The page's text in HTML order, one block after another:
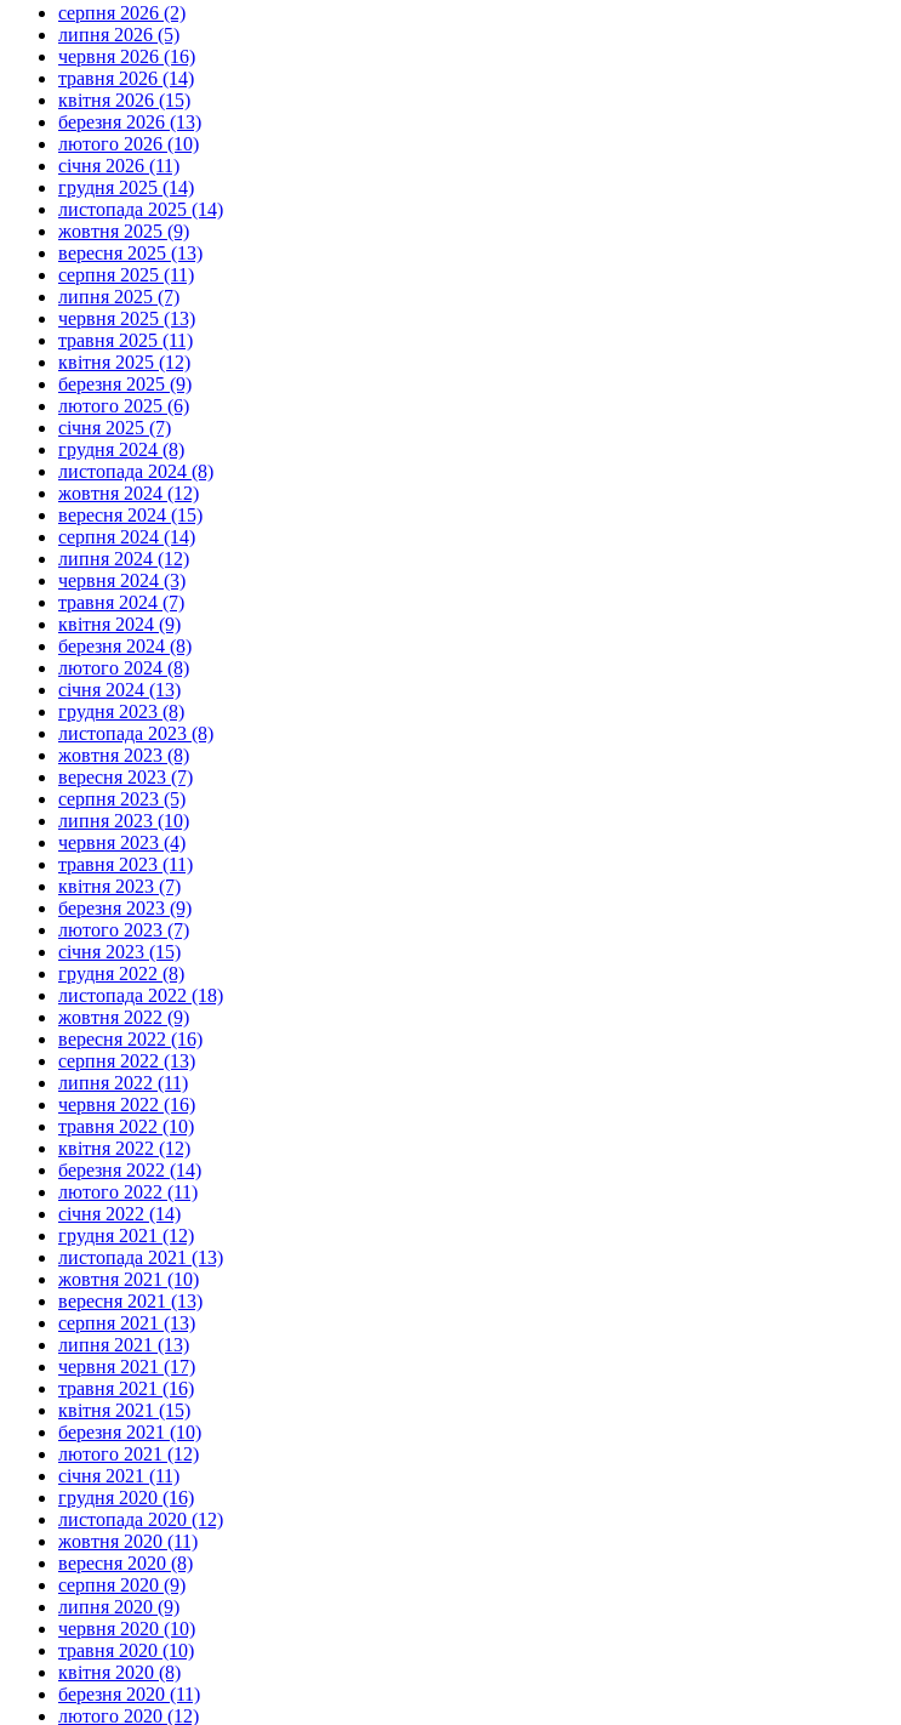
серпня 2026 (2)
липня 2026 (5)
червня 2026 (16)
травня 2026 (14)
квітня 2026 (15)
березня 2026 (13)
лютого 2026 (10)
січня 2026 (11)
грудня 2025 (14)
листопада 2025 (14)
жовтня 2025 (9)
вересня 2025 (13)
серпня 2025 (11)
липня 2025 (7)
червня 2025 (13)
травня 2025 (11)
квітня 2025 (12)
березня 2025 (9)
лютого 2025 (6)
січня 2025 (7)
грудня 2024 (8)
листопада 2024 (8)
жовтня 2024 (12)
вересня 2024 (15)
серпня 2024 (14)
липня 2024 (12)
червня 2024 (3)
травня 2024 (7)
квітня 2024 (9)
березня 2024 (8)
лютого 2024 (8)
січня 2024 (13)
грудня 2023 (8)
листопада 2023 (8)
жовтня 2023 (8)
вересня 2023 (7)
серпня 2023 (5)
липня 2023 (10)
червня 2023 (4)
травня 2023 (11)
квітня 2023 (7)
березня 2023 (9)
лютого 2023 (7)
січня 2023 (15)
грудня 2022 (8)
листопада 2022 (18)
жовтня 2022 (9)
вересня 2022 (16)
серпня 2022 (13)
липня 2022 (11)
червня 2022 (16)
травня 2022 (10)
квітня 2022 (12)
березня 2022 (14)
лютого 2022 (11)
січня 2022 (14)
грудня 2021 (12)
листопада 2021 (13)
жовтня 2021 (10)
вересня 2021 (13)
серпня 2021 (13)
липня 2021 (13)
червня 2021 (17)
травня 2021 (16)
квітня 2021 (15)
березня 2021 (10)
лютого 2021 (12)
січня 2021 (11)
грудня 2020 (16)
листопада 2020 (12)
жовтня 2020 (11)
вересня 2020 (8)
серпня 2020 (9)
липня 2020 (9)
червня 2020 (10)
травня 2020 (10)
квітня 2020 (8)
березня 2020 (11)
лютого 2020 (12)